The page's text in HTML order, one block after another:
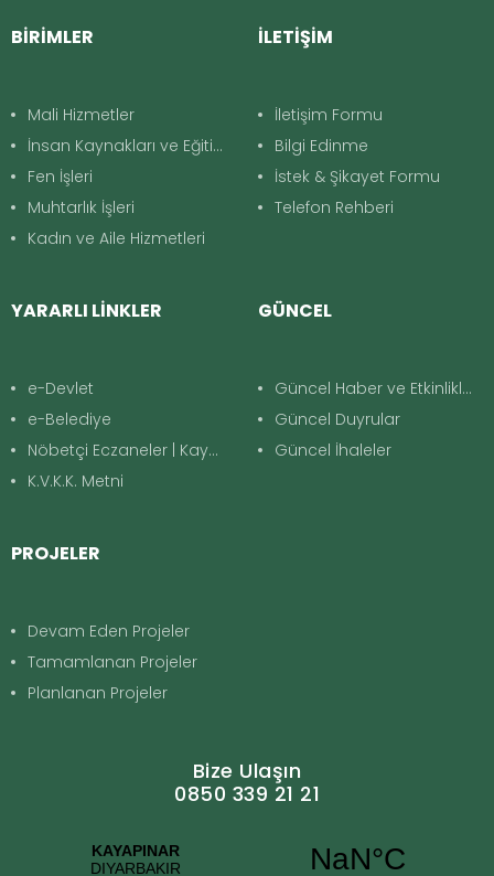
BİRİMLER
Mali Hizmetler
İnsan Kaynakları ve Eğitim
Fen İşleri
Muhtarlık İşleri
Kadın ve Aile Hizmetleri
İLETİŞİM
İletişim Formu
Bilgi Edinme
İstek & Şikayet Formu
Telefon Rehberi
YARARLI LİNKLER
e-Devlet
e-Belediye
Nöbetçi Eczaneler | Kayapınar
K.V.K.K. Metni
GÜNCEL
Güncel Haber ve Etkinlikler
Güncel Duyrular
Güncel İhaleler
PROJELER
Devam Eden Projeler
Tamamlanan Projeler
Planlanan Projeler
Bize Ulaşın
0850 339 21 21